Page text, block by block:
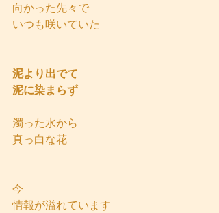
向かった先々で
いつも咲いていた
泥より出でて
泥に染まらず
濁った水から
真っ白な花
今
情報が溢れています